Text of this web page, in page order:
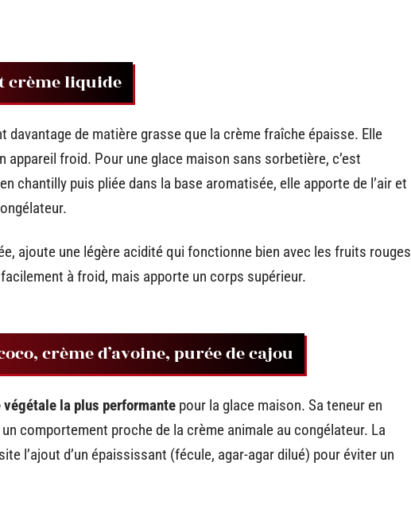
crème liquide
de matière grasse que la crème fraîche épaisse. Elle
appareil froid. Pour une glace maison sans sorbetière, c’est
chantilly puis pliée dans la base aromatisée, elle apporte de l’air et
ajoute une légère acidité qui fonctionne bien avec les fruits rouges
à froid, mais apporte un corps supérieur.
crème d’avoine, purée de cajou
la plus performante pour la glace maison. Sa teneur en
comportement proche de la crème animale au congélateur. La
l’ajout d’un épaississant (fécule, agar-agar dilué) pour éviter un